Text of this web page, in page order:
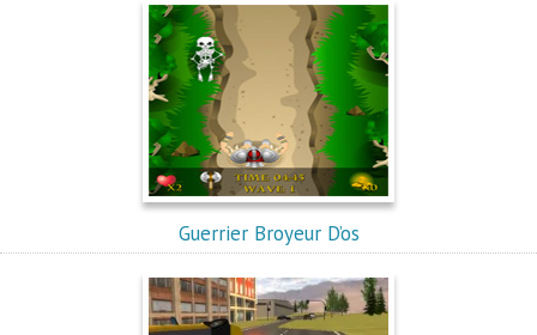
Guerrier Broyeur D’os